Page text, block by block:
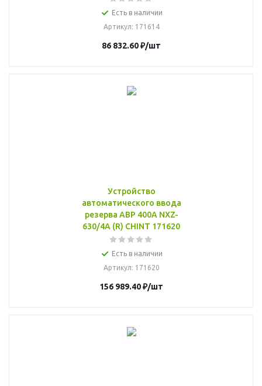
Есть в наличии
Артикул: 171614
86 832.60₽/шт
Устройство
автоматического ввода
резерва АВР 400А NXZ-
630/4A (R) CHINT 171620
Есть в наличии
Артикул: 171620
156 989.40₽/шт